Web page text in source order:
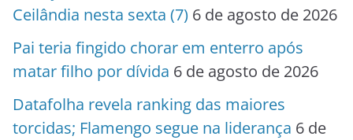
Ceilândia nesta sexta (7) 6 de agosto de 2026
Pai teria fingido chorar em enterro após
matar filho por dívida 6 de agosto de 2026
Datafolha revela ranking das maiores
torcidas; Flamengo segue na liderança 6 de